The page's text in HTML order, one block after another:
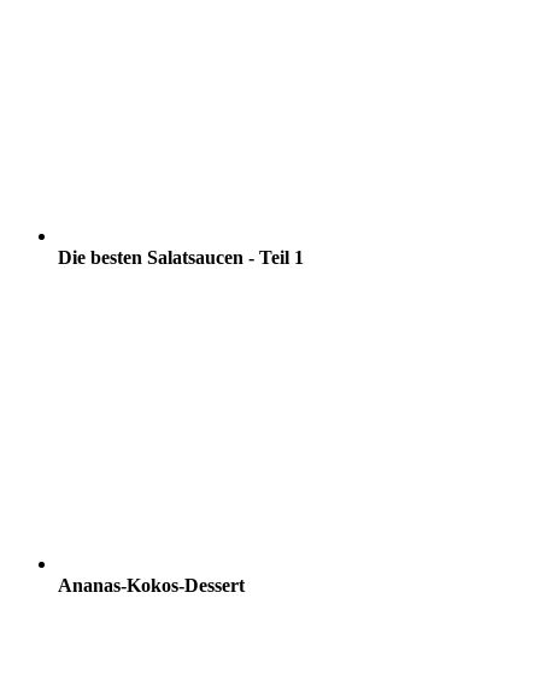
Die besten Salatsaucen - Teil 1
Ananas-Kokos-Dessert